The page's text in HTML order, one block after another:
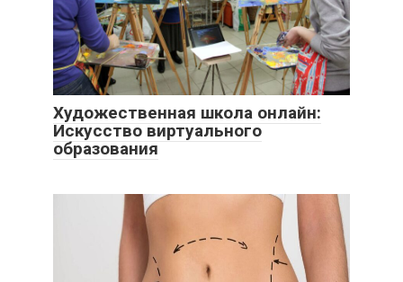
Художественная школа онлайн:
Искусство виртуального
образования